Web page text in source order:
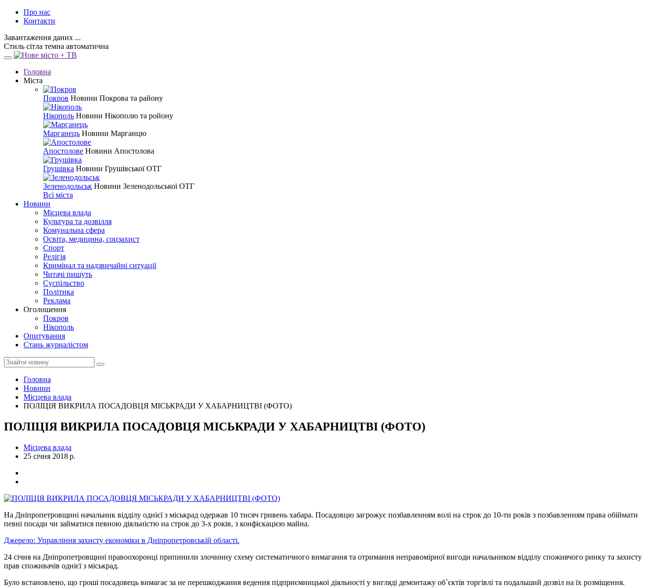
Про нас
Контакти
Завантаження даних ...
Стиль сітла темна автоматична
Головна
Міста
Покров Новини Покрова та району
Нікополь Новини Нікополю та ройону
Марганець Новини Марганцю
Апостолове Новини Апостолова
Грушівка Новини Грушівської ОТГ
Зеленодольськ Новини Зеленодольської ОТГ
Всі міста
Новини
Місцева влада
Культура та дозвілля
Комунальна сфера
Освіта, медицина, соцзахист
Спорт
Релігія
Кримінал та надзвичайні ситуації
Читачі пишуть
Суспільство
Політика
Реклама
Оголошення
Покров
Нікополь
Опитування
Стань журналістом
Головна
Новини
Місцева влада
ПОЛІЦІЯ ВИКРИЛА ПОСАДОВЦЯ МІСЬКРАДИ У ХАБАРНИЦТВІ (ФОТО)
ПОЛІЦІЯ ВИКРИЛА ПОСАДОВЦЯ МІСЬКРАДИ У ХАБАРНИЦТВІ (ФОТО)
Місцева влада
25 січня 2018 р.
На Дніпропетровщині начальник відділу однієї з міськрад одержав 10 тисяч гривень хабара. Посадовцю загрожує позбавленням волі на строк до 10-ти років з позбавленням права обіймати
певні посади чи займатися певною діяльністю на строк до 3-х років, з конфіскацією майна.
Джерело: Управління захисту економіки в Дніпропетровській області.
24 січня на Дніпропетровщині правоохоронці припинили злочинну схему систематичного вимагання та отримання неправомірної вигоди начальником відділу споживчого ринку та захисту
прав споживачів однієї з міськрад.
Було встановлено, що гроші посадовець вимагає за не перешкоджання ведення підприємницької діяльності у вигляді демонтажу об`єктів торгівлі та подальший дозвіл на їх розміщення.